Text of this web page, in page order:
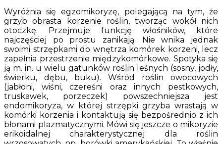
Wyróżnia się egzomikoryzę, polegającą na tym, że
grzyb obrasta korzenie roślin, tworząc wokół nich
otoczkę. Przejmuje funkcję włośników, które
najczęściej po prostu zanikają. Nie wnika jednak
swoimi strzępkami do wnętrza komórek korzeni, lecz
zapełnia przestrzenie międzykomórkowe. Spotyka się
ją m. in. u wielu gatunków roślin leśnych (sosny, jodły,
świerku, dębu, buku). Wśród roślin owocowych
(jabłoni, wiśni, czereśni oraz innych pestkowych,
truskawek, porzeczek) powszechniejsza jest
endomikoryza, w której strzępki grzyba wrastają w
komórki korzenia i kontaktują się bezpośrednio z ich
błonami plazmatycznymi. Mówi się jeszcze o mikoryzie
erikoidalnej charakterystycznej dla roślin